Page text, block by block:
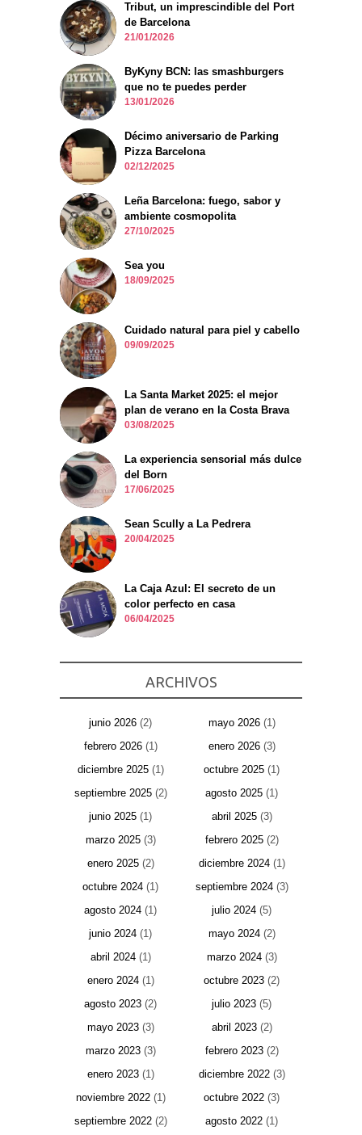
Tribut, un imprescindible del Port
de Barcelona
21/01/2026
ByKyny BCN: las smashburgers
que no te puedes perder
13/01/2026
Décimo aniversario de Parking
Pizza Barcelona
02/12/2025
Leña Barcelona: fuego, sabor y
ambiente cosmopolita
27/10/2025
Sea you
18/09/2025
Cuidado natural para piel y cabello
09/09/2025
La Santa Market 2025: el mejor
plan de verano en la Costa Brava
03/08/2025
La experiencia sensorial más dulce
del Born
17/06/2025
Sean Scully a La Pedrera
20/04/2025
La Caja Azul: El secreto de un
color perfecto en casa
06/04/2025
ARCHIVOS
junio 2026 (2) mayo 2026(1)
febrero 2026(1) enero 2026(3)
diciembre 2025(1) octubre 2025 (1)
septiembre 2025(2) agosto 2025 (1)
junio 2025 (1) abril 2025(3)
marzo 2025(3) febrero 2025(2)
enero 2025(2) diciembre 2024(1)
octubre 2024 (1) septiembre 2024(3)
agosto 2024 (1) julio 2024 (5)
junio 2024 (1) mayo 2024(2)
abril 2024(1) marzo 2024(3)
enero 2024(1) octubre 2023 (2)
agosto 2023 (2) julio 2023 (5)
mayo 2023(3) abril 2023(2)
marzo 2023(3) febrero 2023(2)
enero 2023(1) diciembre 2022(3)
noviembre 2022(1) octubre 2022 (3)
septiembre 2022(2) agosto 2022 (1)